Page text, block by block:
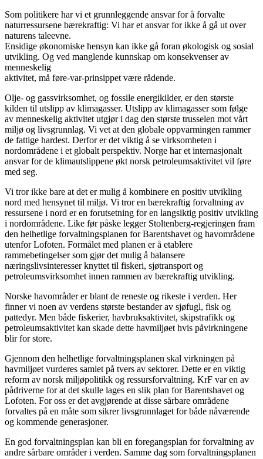
Som politikere har vi et grunnleggende ansvar for å forvalte
naturressursene bærekraftig: Vi har et ansvar for ikke å gå ut over
naturens taleevne.
Ensidige økonomiske hensyn kan ikke gå foran økologisk og sosial
utvikling. Og ved manglende kunnskap om konsekvenser av
menneskelig
aktivitet, må føre-var-prinsippet være rådende.
Olje- og gassvirksomhet, og fossile energikilder, er den største
kilden til utslipp av klimagasser. Utslipp av klimagasser som følge
av menneskelig aktivitet utgjør i dag den største trusselen mot vårt
miljø og livsgrunnlag. Vi vet at den globale oppvarmingen rammer
de fattige hardest. Derfor er det viktig å se virksomheten i
nordområdene i et globalt perspektiv. Norge har et internasjonalt
ansvar for de klimautslippene økt norsk petroleumsaktivitet vil føre
med seg.
Vi tror ikke bare at det er mulig å kombinere en positiv utvikling
nord med hensynet til miljø. Vi tror en bærekraftig forvaltning av
ressursene i nord er en forutsetning for en langsiktig positiv utvikling
i nordområdene. Like før påske legger Stoltenberg-regjeringen fram
den helhetlige forvaltningsplanen for Barentshavet og havområdene
utenfor Lofoten. Formålet med planen er å etablere
rammebetingelser som gjør det mulig å balansere
næringslivsinteresser knyttet til fiskeri, sjøtransport og
petroleumsvirksomhet innen rammen av bærekraftig utvikling.
Norske havområder er blant de reneste og rikeste i verden. Her
finner vi noen av verdens største bestander av sjøfugl, fisk og
pattedyr. Men både fiskerier, havbruksaktivitet, skipstrafikk og
petroleumsaktivitet kan skade dette havmiljøet hvis påvirkningene
blir for store.
Gjennom den helhetlige forvaltningsplanen skal virkningen på
havmiljøet vurderes samlet på tvers av sektorer. Dette er en viktig
reform av norsk miljøpolitikk og ressursforvaltning. KrF var en av
pådriverne for at det skulle lages en slik plan for Barentshavet og
Lofoten. For oss er det avgjørende at disse sårbare områdene
forvaltes på en måte som sikrer livsgrunnlaget for både nåværende
og kommende generasjoner.
En god forvaltningsplan kan bli en foregangsplan for forvaltning av
andre sårbare områder i verden. Samme dag som forvaltningsplanen